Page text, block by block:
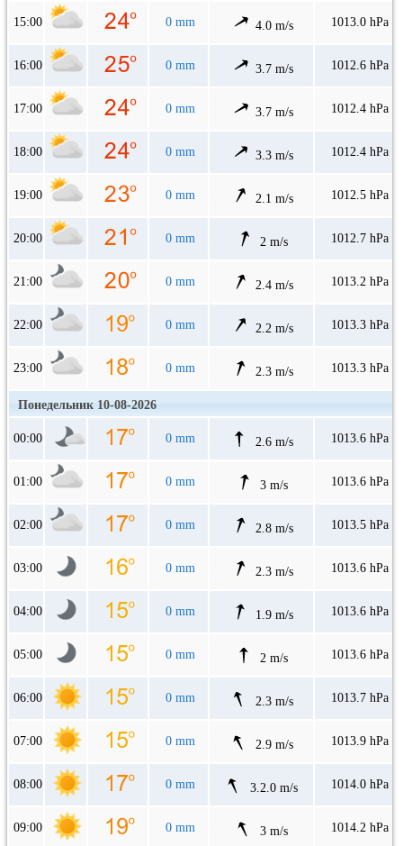
15:00 0 mm 4.0 m/s 1013.0 hPa
16:00 0 mm 3.7 m/s 1012.6 hPa
17:00 0 mm 3.7 m/s 1012.4 hPa
18:00 0 mm 3.3 m/s 1012.4 hPa
19:00 0 mm 2.1 m/s 1012.5 hPa
20:00 0 mm 2 m/s 1012.7 hPa
21:00 0 mm 2.4 m/s 1013.2 hPa
22:00 0 mm 2.2 m/s 1013.3 hPa
23:00 0 mm 2.3 m/s 1013.3 hPa
Понедельник 10-08-2026
00:00 0 mm 2.6 m/s 1013.6 hPa
01:00 0 mm 3 m/s 1013.6 hPa
02:00 0 mm 2.8 m/s 1013.5 hPa
03:00 0 mm 2.3 m/s 1013.6 hPa
04:00 0 mm 1.9 m/s 1013.6 hPa
05:00 0 mm 2 m/s 1013.6 hPa
06:00 0 mm 2.3 m/s 1013.7 hPa
07:00 0 mm 2.9 m/s 1013.9 hPa
08:00 0 mm 3.2.0 m/s 1014.0 hPa
09:00 0 mm 3 m/s 1014.2 hPa